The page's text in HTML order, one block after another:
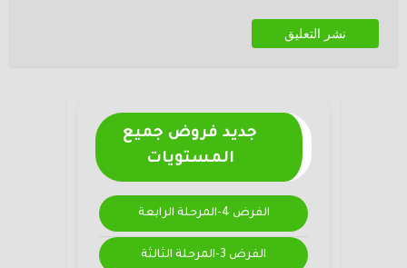
جديد فروض جميع
المستويات
الفرض 4-المرحلة الرابعة
الفرض 3-المرحلة الثالثة